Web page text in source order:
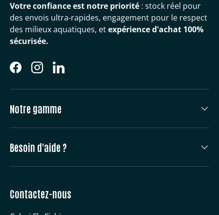
Votre confiance est notre priorité : stock réel pour
des envois ultra-rapides, engagement pour le respect
des milieux aquatiques, etexpérience d'achat 100%
sécurisée.
FacebookInstagramLinkedIn
Notre gamme
Besoin d'aide ?
Contactez-nous